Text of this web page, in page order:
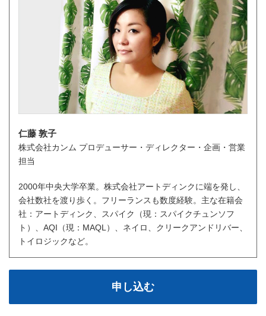
仁藤 敦子
株式会社カンム プロデューサー・ディレクター・企画・営業
担当
2000年中央大学卒業。株式会社アートディンクに端を発し、
会社数社を渡り歩く。フリーランスも数度経験。主な在籍会
社：アートディンク、スパイク（現：スパイクチュンソフ
ト）、AQI（現：MAQL）、ネイロ、クリークアンドリバー、
トイロジックなど。
申し込む